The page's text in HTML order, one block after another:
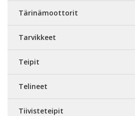
Tärinämoottorit
Tarvikkeet
Teipit
Telineet
Tiivisteteipit